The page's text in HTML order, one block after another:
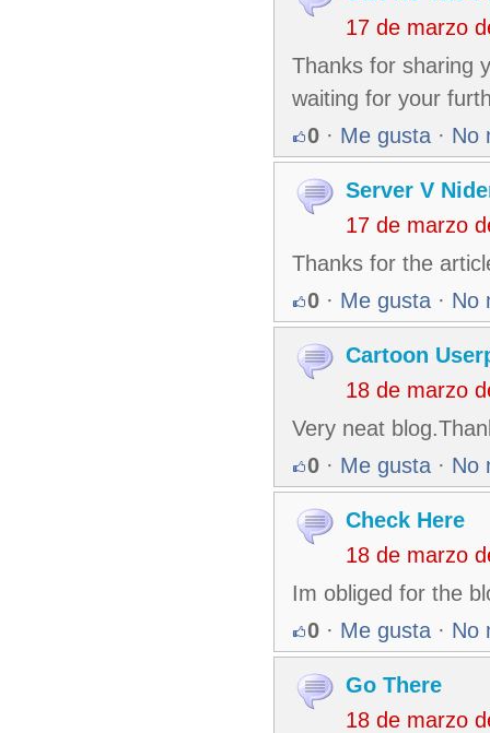
17 de marzo
Thanks for sharing
waiting for your
0 · Me gusta · No
Server V
17 de marzo
Thanks for the
0 · Me gusta · No
Cartoon
18 de marzo
Very neat
0 · Me gusta · No
Check Here
18 de marzo
Im obliged for the
0 · Me gusta · No
Go There
18 de marzo